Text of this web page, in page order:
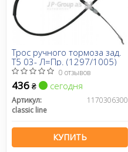
Трос ручного тормоза зад.
T5 03- Л=Пр. (1297/1005)
0 отзывов
436 ₴ сегодня
Артикул:
1170306300
classic line
КУПИТЬ